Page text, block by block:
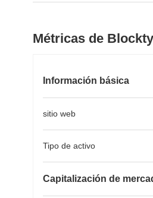
Métricas de
Información básica
sitio web
Tipo de activo
Capitalización de